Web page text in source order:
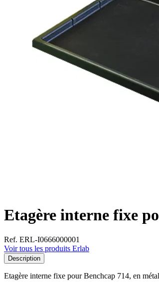
Etagère interne fixe
Ref. ERL-I0666000001
Voir tous les produits Erlab
Description
Etagère interne fixe pour Benchcap 714, en